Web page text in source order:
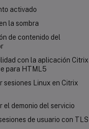
activado
la sombra
de contenido del
con la aplicación Citrix
para HTML5
sesiones Linux en Citrix
el demonio del servicio
de usuario con TLS